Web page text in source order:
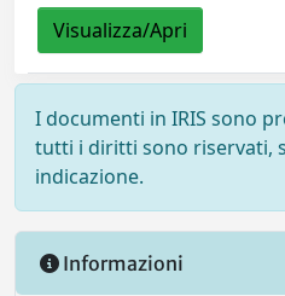
Visualizza/Apri
I documenti in IRIS sono
tutti i diritti sono riservati,
indicazione.
Informazioni